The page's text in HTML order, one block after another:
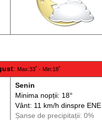
: Max:33˚ - Min:18˚
Senin
Minima nopții: 18°
Vânt: 11 km/h dinspreENE
Șanse de precipitații: 0%